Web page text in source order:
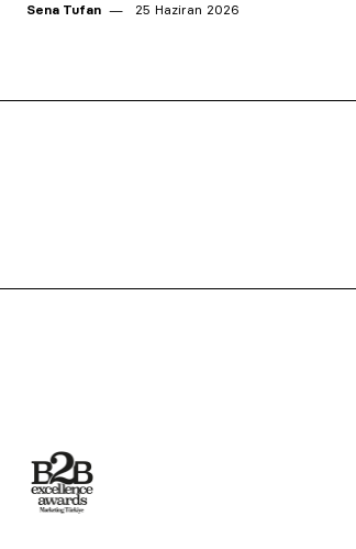
Sena Tufan 25 Haziran 2026